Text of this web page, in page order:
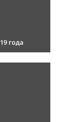
года